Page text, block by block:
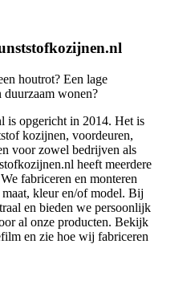
houtrot? Een lage
duurzaam wonen?
opgericht in 2014. Het is
kozijnen, voordeuren,
voor zowel bedrijven als
heeft meerdere
fabriceren en monteren
kleur en/of model. Bij
en bieden we persoonlijk
al onze producten. Bekijk
en zie hoe wij fabriceren